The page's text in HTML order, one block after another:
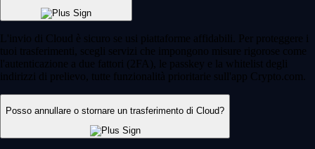
L'invio di Cloud è sicuro se usi piattaforme affidabili. Per proteggere i
tuoi trasferimenti, scegli servizi che impongono misure rigorose come
l'autenticazione a due fattori (2FA), le passkey e la whitelist degli
indirizzi di prelievo, tutte funzionalità prioritarie sull'app Crypto.com.
Posso annullare o stornare un trasferimento di Cloud?